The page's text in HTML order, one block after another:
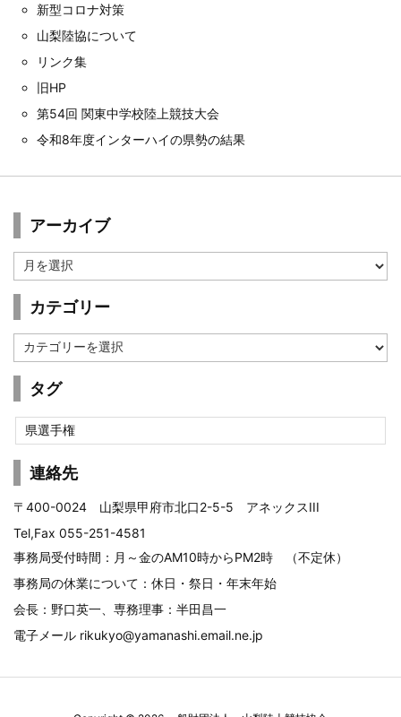
新型コロナ対策
山梨陸協について
リンク集
旧HP
第54回 関東中学校陸上競技大会
令和8年度インターハイの県勢の結果
アーカイブ
ー
カ
カテゴリー
テ
ゴ
タグ
県選手権
連絡先
〒400-0024 山梨県甲府市北口2-5-5 アネックスIII
Tel,Fax 055-251-4581
事務局受付時間：月～金のAM10時からPM2時 （不定休）
事務局の休業について：休日・祭日・年末年始
会長：野口英一、専務理事：半田昌一
電子メール rikukyo@yamanashi.email.ne.jp